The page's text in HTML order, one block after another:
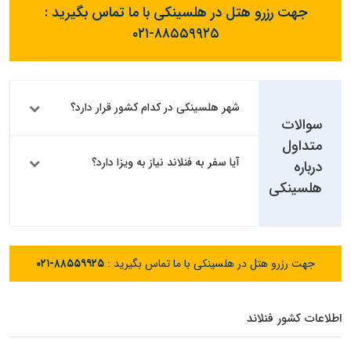
جهت رزرو هتل در هلسینکی با ما تماس بگیرید :
۰۲۱-۸۸۵۵۹۹۲۵
سوالات
متداول
درباره
هلسینکی
شهر هلسینکی در کدام کشور قرار دارد؟
آیا سفر به فنلاند نیاز به ویزا دارد؟
جهت رزرو هتل در هلسینکی با ما تماس بگیرید : ۰۲۱-۸۸۵۵۹۹۲۵
اطلاعات کشور فنلاند